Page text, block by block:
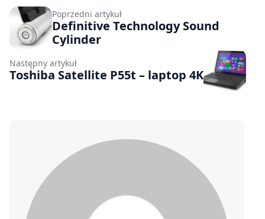
Poprzedni artykuł
Definitive Technology Sound
Cylinder
Następny artykuł
Toshiba Satellite P55t – laptop 4K